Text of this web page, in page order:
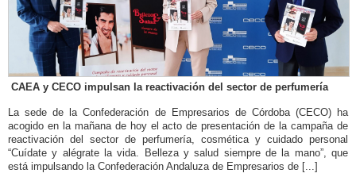
CAEA y CECO impulsan la reactivación del sector de perfumería
La sede de la Confederación de Empresarios de Córdoba (CECO) ha
acogido en la mañana de hoy el acto de presentación de la campaña de
reactivación del sector de perfumería, cosmética y cuidado personal
“Cuídate y alégrate la vida. Belleza y salud siempre de la mano”, que
está impulsando la Confederación Andaluza de Empresarios de [...]